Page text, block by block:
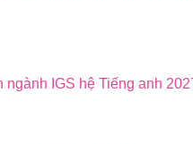
IGS hệ Tiếng anh